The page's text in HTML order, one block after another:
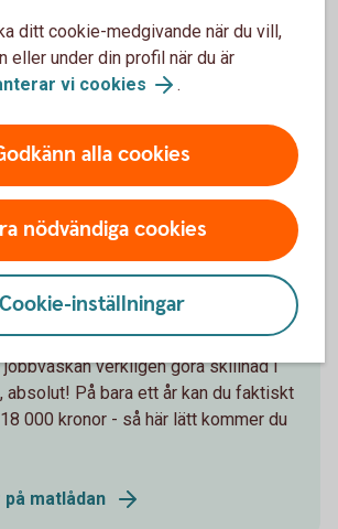
leva på en liten budget
kvar i slutet av lönen? Här är våra
hur du lever sparsamt – utan att det
– klara dig på lite pengar
med matlåda till lunch
jobbväskan verkligen göra skillnad i
absolut! På bara ett år kan du faktiskt
000 kronor - så här lätt kommer du
matlådan
ditt cookie-medgivande när du vill,
eller under din profil när du är
vi cookies .
alla cookies
nödvändiga cookies
Cookie-inställningar